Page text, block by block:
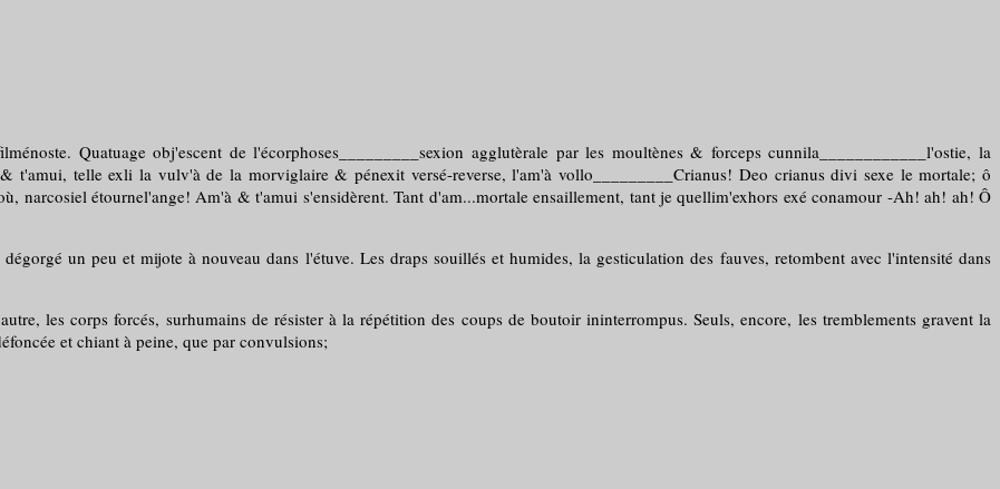
Quatuage obj'escent de l'écorphoses_________sexion agglutèrale par les moultènes & forceps cunnila____________l'ostie, la
t'amui, telle exli la vulv'à de la morviglaire & pénexit versé-reverse, l'am'à vollo_________Crianus! Deo crianus divi sexe le mortale; ô
narcosiel étournel'ange! Am'à & t'amui s'ensidèrent. Tant d'am...mortale ensaillement, tant je quellim'exhors exé conamour -Ah! ah! ah! Ô
un peu et mijote à nouveau dans l'étuve. Les draps souillés et humides, la gesticulation des fauves, retombent avec l'intensité dans
les corps forcés, surhumains de résister à la répétition des coups de boutoir ininterrompus. Seuls, encore, les tremblements gravent la
et chiant à peine, que par convulsions;